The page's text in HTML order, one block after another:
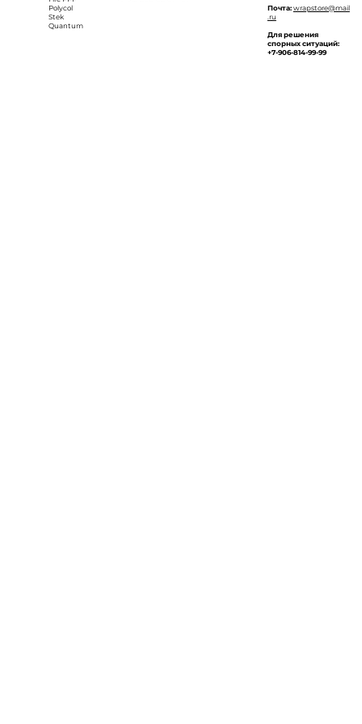
Polycol
Stek
Quantum
Почта: wrapstore@mail
.ru
Для решения
спорных ситуаций:
+7-906-814-99-99